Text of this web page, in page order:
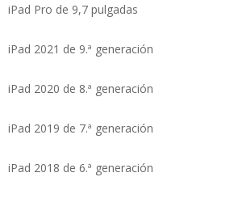
iPad Pro de 9,7 pulgadas
iPad 2021 de 9.ª generación
iPad 2020 de 8.ª generación
iPad 2019 de 7.ª generación
iPad 2018 de 6.ª generación